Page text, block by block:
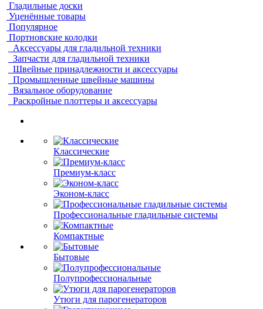
Гладильные доски
Уценённые товары
Популярное
Портновские колодки
Аксессуары для гладильной техники
Запчасти для гладильной техники
Швейные принадлежности и аксессуары
Промышленные швейные машины
Вязальное оборудование
Раскройные плоттеры и аксессуары
Классические
Премиум-класс
Эконом-класс
Профессиональные гладильные системы
Компактные
Бытовые
Полупрофессиональные
Утюги для парогенераторов